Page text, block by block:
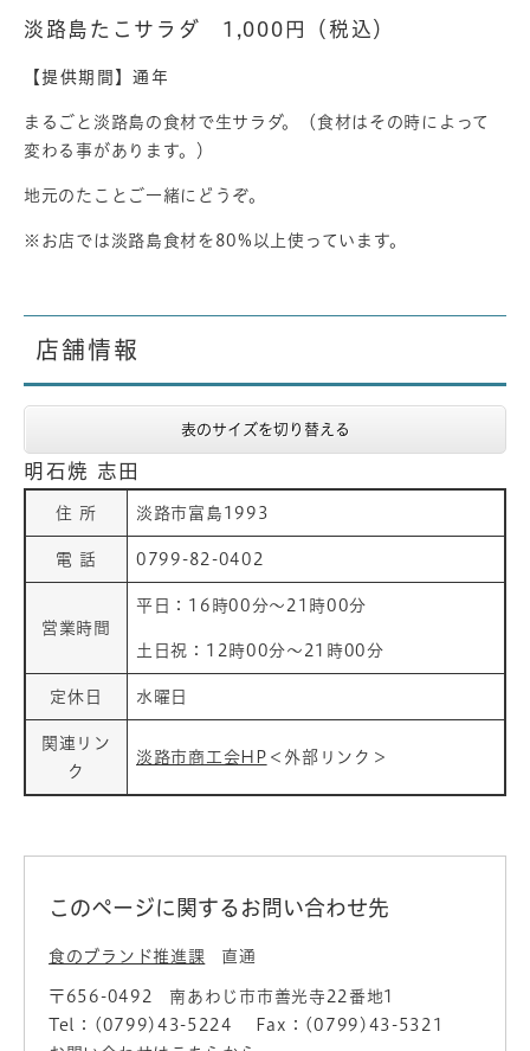
淡路島たこサラダ 1,000円（税込）
【提供期間】通年​
まるごと淡路島の食材で生サラダ。（食材はその時によって
変わる事があります。）
地元のたことご一緒にどうぞ。
※お店では淡路島食材を80%以上使っています。
店舗情報
表のサイズを切り替える
明石焼 志田
住 所 淡路市富島1993
電 話 0799-82-0402
営業時間
平日：16時00分～21時00分
土日祝：12時00分～21時00分
定休日 水曜日
関連リン
ク
淡路市商工会HP ＜外部リンク＞
このページに関するお問い合わせ先
食のブランド推進課 直通
〒656-0492
南あわじ市市善光寺22番地1
Tel：(0799)43-5224
Fax：(0799)43-5321